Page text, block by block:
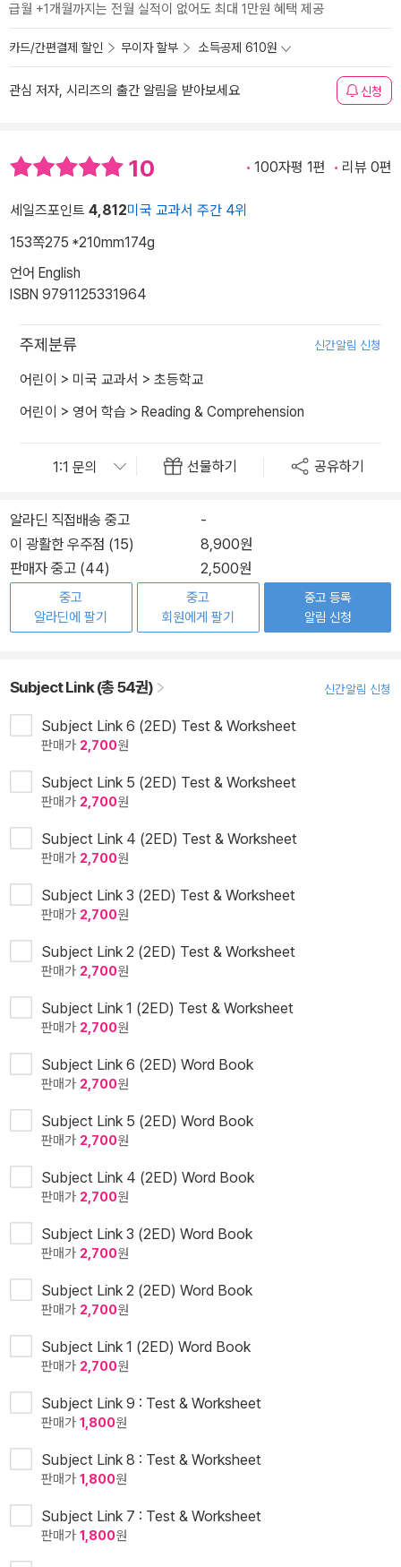
급월 +1개월까지는 전월 실적이 없어도 최대 1만원 혜택 제공
카드/간편결제 할인 무이자 할부 소득공제 610원
관심 저자, 시리즈의 출간 알림을 받아보세요 신청
10 100자평 1편 리뷰 0편
세일즈포인트 4,812미국 교과서 주간 4위
153쪽275 *210mm174g
언어 English
ISBN 9791125331964
주제분류 신간알림 신청
어린이 > 미국 교과서 > 초등학교
어린이 > 영어 학습 > Reading & Comprehension
선물하기 공유하기
알라딘 직접배송 중고
-
이 광활한 우주점 (15)
8,900원
판매자 중고 (44)
2,500원
중고
알라딘에 팔기
중고
회원에게 팔기
중고 등록
알림 신청
Subject Link (총 54권) 신간알림 신청
Subject Link 6 (2ED) Test & Worksheet
판매가 2,700원
Subject Link 5 (2ED) Test & Worksheet
판매가 2,700원
Subject Link 4 (2ED) Test & Worksheet
판매가 2,700원
Subject Link 3 (2ED) Test & Worksheet
판매가 2,700원
Subject Link 2 (2ED) Test & Worksheet
판매가 2,700원
Subject Link 1 (2ED) Test & Worksheet
판매가 2,700원
Subject Link 6 (2ED) Word Book
판매가 2,700원
Subject Link 5 (2ED) Word Book
판매가 2,700원
Subject Link 4 (2ED) Word Book
판매가 2,700원
Subject Link 3 (2ED) Word Book
판매가 2,700원
Subject Link 2 (2ED) Word Book
판매가 2,700원
Subject Link 1 (2ED) Word Book
판매가 2,700원
Subject Link 9 : Test & Worksheet
판매가 1,800원
Subject Link 8 : Test & Worksheet
판매가 1,800원
Subject Link 7 : Test & Worksheet
판매가 1,800원